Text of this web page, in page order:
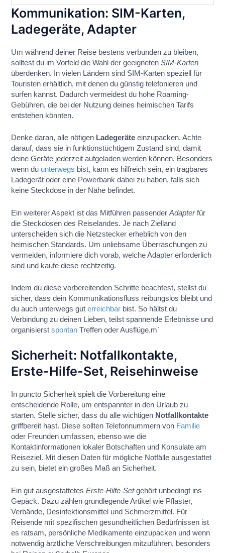
Kommunikation: SIM-Karten,
Ladegeräte, Adapter
Um während deiner Reise bestens verbunden zu bleiben,
solltest du im Vorfeld die Wahl der geeignetenSIM-Karten
überdenken. In vielen Ländern sind SIM-Karten speziell für
Touristen erhältlich, mit denen du günstig telefonieren und
surfen kannst. Dadurch vermeidest du hohe Roaming-
Gebühren, die bei der Nutzung deines heimischen Tarifs
entstehen könnten.
Denke daran, alle nötigen Ladegeräte einzupacken. Achte
darauf, dass sie in funktionstüchtigem Zustand sind, damit
deine Geräte jederzeit aufgeladen werden können. Besonders
wenn du unterwegs bist, kann es hilfreich sein, ein tragbares
Ladegerät oder eine Powerbank dabei zu haben, falls sich
keine Steckdose in der Nähe befindet.
Ein weiterer Aspekt ist das Mitführen passenderAdapterfür
die Steckdosen des Reiselandes. Je nach Zielland
unterscheiden sich die Netzstecker erheblich von den
heimischen Standards. Um unliebsame Überraschungen zu
vermeiden, informiere dich vorab, welche Adapter erforderlich
sind und kaufe diese rechtzeitig.
Indem du diese vorbereitenden Schritte beachtest, stellst du
sicher, dass dein Kommunikationsfluss reibungslos bleibt und
du auch unterwegs guterreichbar bist. So hältst du
Verbindung zu deinen Lieben, teilst spannende Erlebnisse und
organisierstspontan Treffen oder Ausflüge.m`
Sicherheit: Notfallkontakte,
Erste-Hilfe-Set, Reisehinweise
In puncto Sicherheit spielt die Vorbereitung eine
entscheidende Rolle, um entspannter in den Urlaub zu
starten. Stelle sicher, dass du alle wichtigen Notfallkontakte
griffbereit hast. Diese sollten Telefonnummern von Familie
oder Freunden umfassen, ebenso wie die
Kontaktinformationen lokaler Botschaften und Konsulate am
Reiseziel. Mit diesen Daten für mögliche Notfälle ausgestattet
zu sein, bietet ein großes Maß an Sicherheit.
Ein gut ausgestattetesErste-Hilfe-Setgehört unbedingt ins
Gepäck. Dazu zählen grundlegende Artikel wie Pflaster,
Verbände, Desinfektionsmittel und Schmerzmittel. Für
Reisende mit spezifischen gesundheitlichen Bedürfnissen ist
es ratsam, persönliche Medikamente einzupacken und wenn
notwendig ärztliche Verschreibungen mitzuführen, besonders